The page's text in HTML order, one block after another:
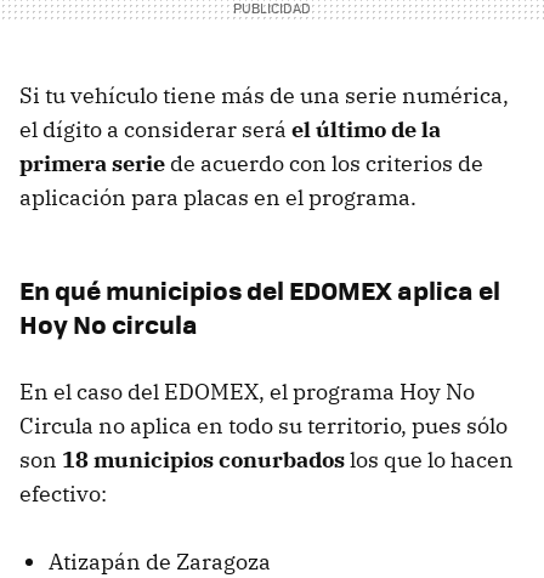
Si tu vehículo tiene más de una serie numérica,
el dígito a considerar será el último de la
primera serie de acuerdo con los criterios de
aplicación para placas en el programa.
En qué municipios del EDOMEX aplica el
Hoy No circula
En el caso del EDOMEX, el programa Hoy No
Circula no aplica en todo su territorio, pues sólo
son 18 municipios conurbadoslos que lo hacen
efectivo:
Atizapán de Zaragoza